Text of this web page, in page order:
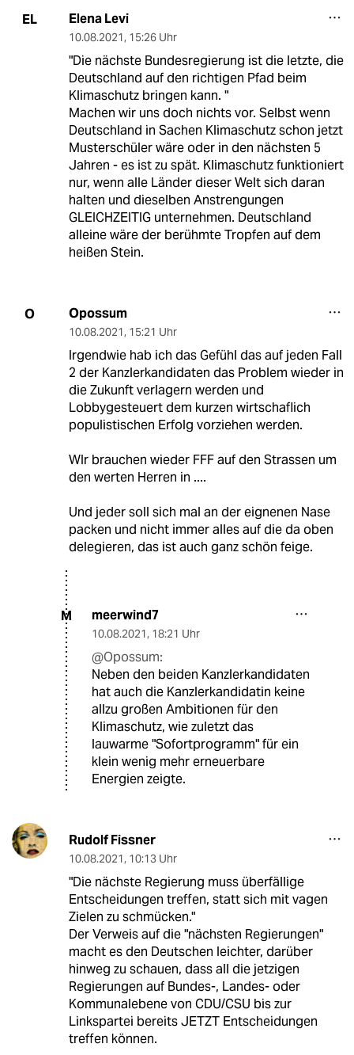
EL Elena Levi
10.08.2021, 15:26 Uhr
"Die nächste Bundesregierung ist die letzte, die
Deutschland auf den richtigen Pfad beim
Klimaschutz bringen kann. "
Machen wir uns doch nichts vor. Selbst wenn
Deutschland in Sachen Klimaschutz schon jetzt
Musterschüler wäre oder in den nächsten 5
Jahren - es ist zu spät. Klimaschutz funktioniert
nur, wenn alle Länder dieser Welt sich daran
halten und dieselben Anstrengungen
GLEICHZEITIG unternehmen. Deutschland
alleine wäre der berühmte Tropfen auf dem
heißen Stein.
O Opossum
10.08.2021, 15:21 Uhr
Irgendwie hab ich das Gefühl das auf jeden Fall
2 der Kanzlerkandidaten das Problem wieder in
die Zukunft verlagern werden und
Lobbygesteuert dem kurzen wirtschaflich
populistischen Erfolg vorziehen werden.
WIr brauchen wieder FFF auf den Strassen um
den werten Herren in ....
Und jeder soll sich mal an der eignenen Nase
packen und nicht immer alles auf die da oben
delegieren, das ist auch ganz schön feige.
M meerwind7
10.08.2021, 18:21 Uhr
@Opossum:
Neben den beiden Kanzlerkandidaten
hat auch die Kanzlerkandidatin keine
allzu großen Ambitionen für den
Klimaschutz, wie zuletzt das
lauwarme "Sofortprogramm" für ein
klein wenig mehr erneuerbare
Energien zeigte.
Rudolf Fissner
10.08.2021, 10:13 Uhr
"Die nächste Regierung muss überfällige
Entscheidungen treffen, statt sich mit vagen
Zielen zu schmücken."
Der Verweis auf die "nächsten Regierungen"
macht es den Deutschen leichter, darüber
hinweg zu schauen, dass all die jetzigen
Regierungen auf Bundes-, Landes- oder
Kommunalebene von CDU/CSU bis zur
Linkspartei bereits JETZT Entscheidungen
treffen können.